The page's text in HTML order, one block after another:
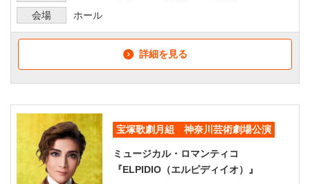
会場
ホール
詳細を見る
宝塚歌劇月組 神奈川芸術劇場公演
ミュージカル・ロマンティコ
『ELPIDIO（エルピディイオ）』